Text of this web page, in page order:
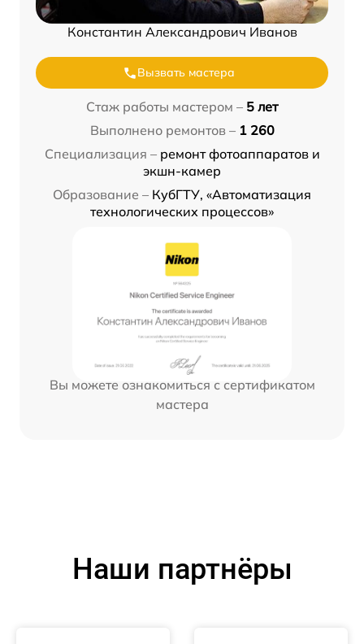
Константин Александрович Иванов
Вызвать мастера
Стаж работы мастером – 5 лет
Выполнено ремонтов – 1 260
Специализация – ремонт фотоаппаратов и
экшн-камер
Образование – КубГТУ, «Автоматизация
технологических процессов»
Вы можете ознакомиться с сертификатом
мастера
Наши партнёры